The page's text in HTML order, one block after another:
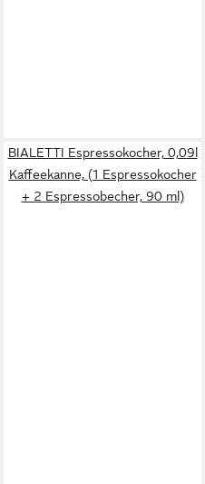
BIALETTI Espressokocher, 0,09l
Kaffeekanne, (1 Espressokocher
+ 2 Espressobecher, 90 ml)